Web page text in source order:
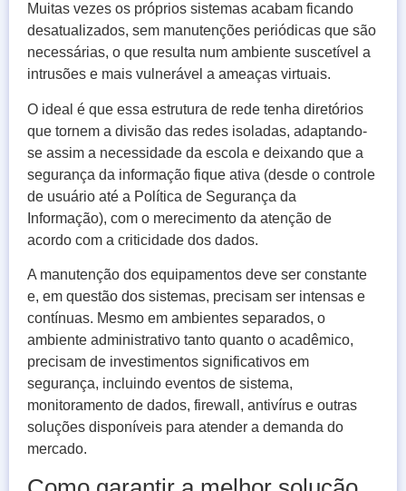
Muitas vezes os próprios sistemas acabam ficando
desatualizados, sem manutenções periódicas que são
necessárias, o que resulta num ambiente suscetível a
intrusões e mais vulnerável a ameaças virtuais.
O ideal é que essa estrutura de rede tenha diretórios
que tornem a divisão das redes isoladas, adaptando-
se assim a necessidade da escola e deixando que a
segurança da informação fique ativa (desde o controle
de usuário até a Política de Segurança da
Informação), com o merecimento da atenção de
acordo com a criticidade dos dados.
A manutenção dos equipamentos deve ser constante
e, em questão dos sistemas, precisam ser intensas e
contínuas. Mesmo em ambientes separados, o
ambiente administrativo tanto quanto o acadêmico,
precisam de investimentos significativos em
segurança, incluindo eventos de sistema,
monitoramento de dados, firewall, antivírus e outras
soluções disponíveis para atender a demanda do
mercado.